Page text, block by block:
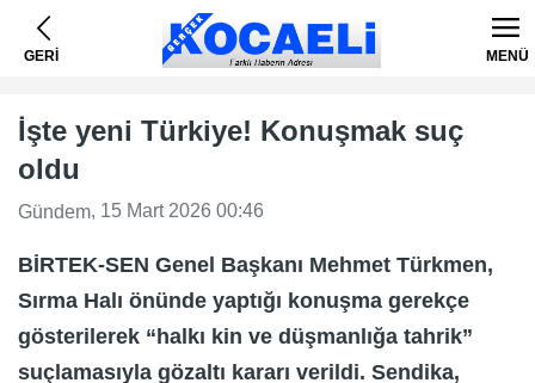
GERİ MENÜ
İşte yeni Türkiye! Konuşmak suç
oldu
Gündem, 15 Mart 2026 00:46
BİRTEK-SEN Genel Başkanı Mehmet Türkmen,
Sırma Halı önünde yaptığı konuşma gerekçe
gösterilerek “halkı kin ve düşmanlığa tahrik”
suçlamasıyla gözaltı kararı verildi. Sendika,